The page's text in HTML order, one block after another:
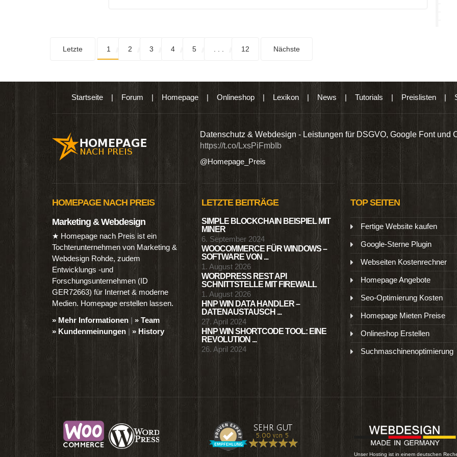
Letzte 1 2 3 4 5 12 Nächste
Startseite| Forum | Homepage| Onlineshop| Lexikon| News | Tutorials | Preislisten|
Produkten wie Ebooks & DVDs.… Datenschutz & Webdesign - Leistungen für DSGVO, Google Font und
https://t.co/LxsPiFmbIb
@Homepage_Preis
HOMEPAGE NACH PREIS
Marketing & Webdesign
★ Homepage nach Preis ist ein
Tochterunternehmen von Marketing &
Webdesign Rohde, zudem
Entwicklungs -und
Forschungsunternehmen (ID
GER72663) für Internet & moderne
Medien. Homepage erstellen lassen.
» Mehr Informationen | » Team
» Kundenmeinungen | » History
LETZTE BEITRÄGE
SIMPLE BLOCKCHAIN BEISPIEL MIT
MINER
6. September 2024
WOOCOMMERCE FÜR WINDOWS –
SOFTWARE VON ...
1. August 2026
WORDPRESS REST API
SCHNITTSTELLE MIT FIREWALL
1. August 2026
HNP WIN DATA HANDLER –
DATENAUSTAUSCH ...
27. April 2024
HNP WIN SHORTCODE TOOL: EINE
REVOLUTION ...
26. April 2024
TOP SEITEN
Fertige Website kaufen
Google-Sterne Plugin
Webseiten Kostenrechner
Homepage Angebote
Seo-Optimierung Kosten
Homepage Mieten Preise
Onlineshop Erstellen
Suchmaschinenoptimierung
Unser Hosting ist in einem deutschen